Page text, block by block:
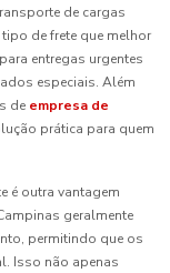
de cargas
de frete que melhor
entregas urgentes
especiais. Além
de empresa de
prática para quem
é outra vantagem
geralmente
permitindo que os
Isso não apenas